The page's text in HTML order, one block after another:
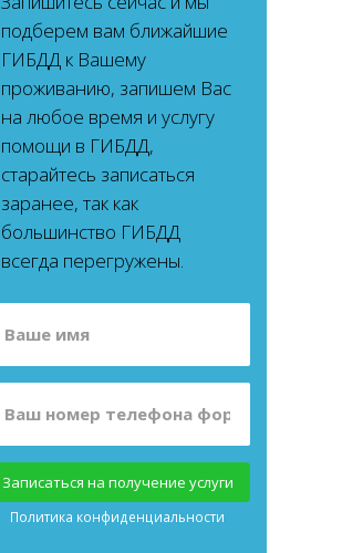
подберем вам ближайшие
ГИБДД к Вашему
проживанию, запишем Вас
на любое время и услугу
помощи в ГИБДД,
старайтесь записаться
заранее, так как
большинство ГИБДД
всегда перегружены.
Записаться на получение услуги
Политика конфиденциальности